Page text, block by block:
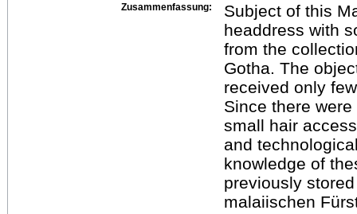
Zusammenfassung:
Subject of this
headdress with
from the
Gotha. The
received only
Since there
small hair
and
knowledge of
previously
malaiischen